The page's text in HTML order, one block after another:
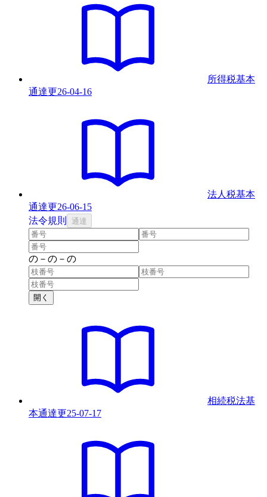
所得税基本
通達更26-04-16
法人税基本
通達更26-06-15
法令規則 通達
の － の － の
開く
相続税法基
本通達更25-07-17